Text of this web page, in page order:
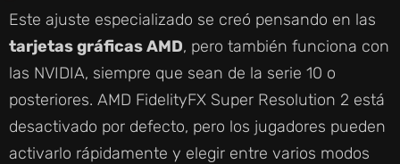
Este ajuste especializado se creó pensando en las
tarjetas gráficas AMD, pero también funciona con
las NVIDIA, siempre que sean de la serie 10 o
posteriores. AMD FidelityFX Super Resolution 2 está
desactivado por defecto, pero los jugadores pueden
activarlo rápidamente y elegir entre varios modos